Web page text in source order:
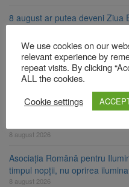
8 august ar putea deveni Ziua
8 august 2026
Am început demolarea
Star
Ungaria renunță la apelul
8 august 2026
Asociația Română pentru
timpul nopții, nu oprirea
8 august 2026
We use cookies on our
relevant experience by
repeat visits. By clicking
ALL the cookies.
Cookie settings